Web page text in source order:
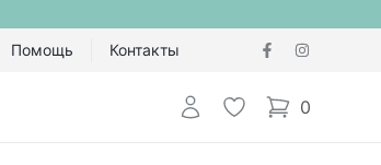
Помощь Контакты
Авторизоваться
Избранное
0
items in cart,